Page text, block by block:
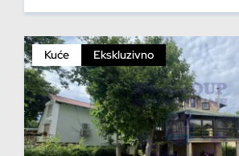
Kuće Ekskluzivno